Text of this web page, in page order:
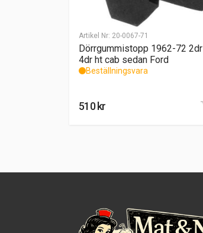
Artikel Nr: 20-0067-71
Dörrgummistopp 1962-72 2dr
4dr ht cab sedan Ford
Beställningsvara
510kr